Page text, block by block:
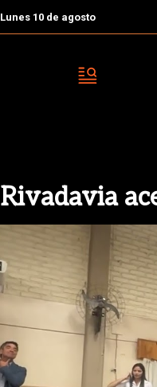
Lunes 10 de agosto
Rivadavia